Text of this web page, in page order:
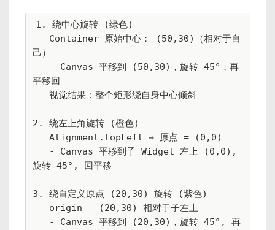
1. 绕中心旋转 (绿色)
己）
平移回
2. 绕左上角旋转 (橙色)
旋转 45°, 回平移
3. 绕自定义原点 (20,30) 旋转 (紫色)